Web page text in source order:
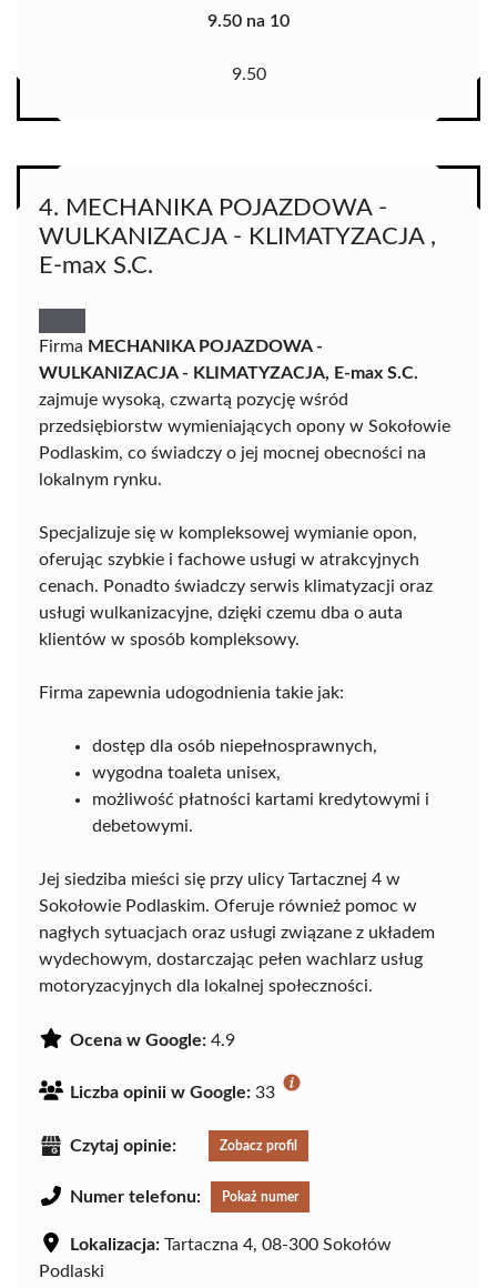
9.50 na 10
9.50
4. MECHANIKA POJAZDOWA -
WULKANIZACJA - KLIMATYZACJA ,
E-max S.C.
Firma MECHANIKA POJAZDOWA -
WULKANIZACJA - KLIMATYZACJA, E-max S.C.
zajmuje wysoką, czwartą pozycję wśród
przedsiębiorstw wymieniających opony w Sokołowie
Podlaskim, co świadczy o jej mocnej obecności na
lokalnym rynku.
Specjalizuje się w kompleksowej wymianie opon,
oferując szybkie i fachowe usługi w atrakcyjnych
cenach. Ponadto świadczy serwis klimatyzacji oraz
usługi wulkanizacyjne, dzięki czemu dba o auta
klientów w sposób kompleksowy.
Firma zapewnia udogodnienia takie jak:
dostęp dla osób niepełnosprawnych,
wygodna toaleta unisex,
możliwość płatności kartami kredytowymi i
debetowymi.
Jej siedziba mieści się przy ulicy Tartacznej 4 w
Sokołowie Podlaskim. Oferuje również pomoc w
nagłych sytuacjach oraz usługi związane z układem
wydechowym, dostarczając pełen wachlarz usług
motoryzacyjnych dla lokalnej społeczności.
Ocena w Google: 4.9
Liczba opinii w Google: 33
Czytaj opinie: Zobacz profil
Numer telefonu: Pokaż numer
Lokalizacja: Tartaczna 4, 08-300 Sokołów
Podlaski